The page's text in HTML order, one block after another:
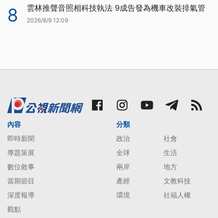
8 雲林推聲音照相科技執法 9成告發為機車改裝排氣管
2026/8/9 12:09
內容
即時新聞
專題策展
數位敘事
當期節目
深度報導
觀點
分類
政治
社會
全球
生活
兩岸
地方
產經
文教科技
環境
社福人權